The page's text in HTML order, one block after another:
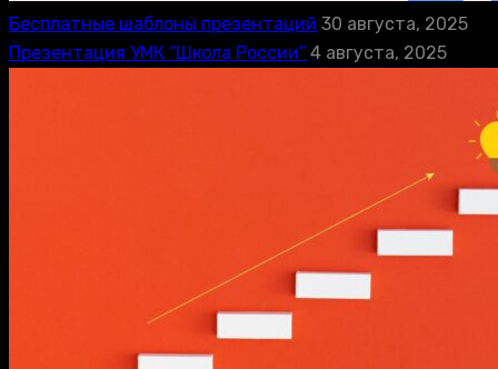
Бесплатные шаблоны презентаций 30 августа, 2025
Презентация УМК “Школа России” 4 августа, 2025